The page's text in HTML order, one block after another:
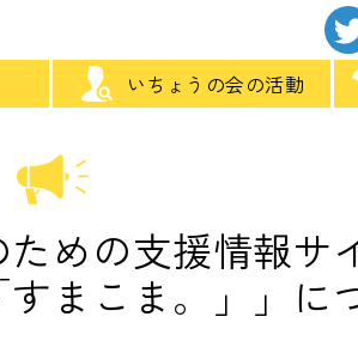
いちょうの会の活動
めの支援情報サ
まこま。」」に